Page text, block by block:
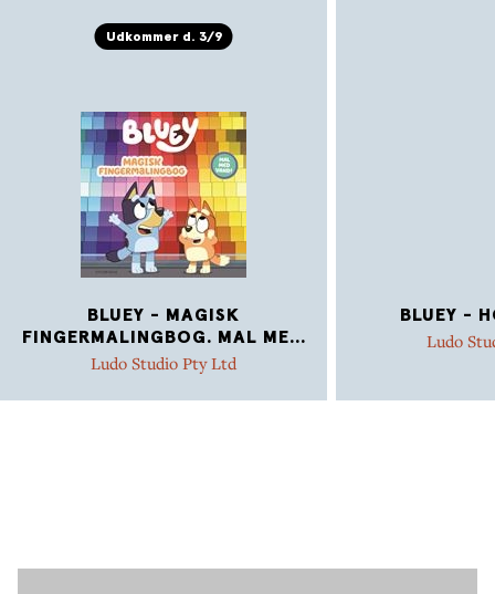
Udkommer d. 3/9
BLUEY - MAGISK
FINGERMALINGBOG. MAL ME...
Ludo Studio Pty Ltd
BLUEY -
Ludo